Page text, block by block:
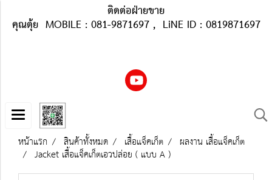
ติดต่อฝ่ายขาย
คุณตุ้ย MOBILE : 081-9871697 , LiNE ID : 0819871697
หน้าแรก สินค้าทั้งหมด เสื้อแจ็คเก็ต ผลงาน เสื้อแจ็คเก็ต
Jacket เสื้อแจ็คเก็ตเอวปล่อย ( แบบ A )